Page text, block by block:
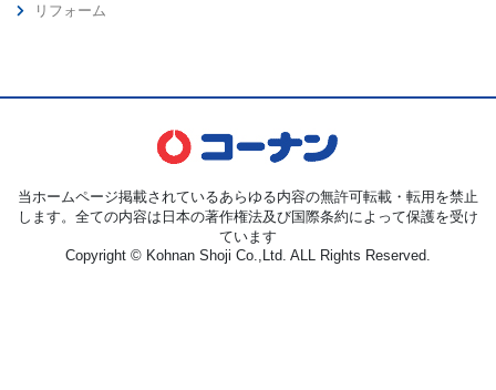
リフォーム
当ホームページ掲載されているあらゆる内容の無許可転載・転用を禁止
します。全ての内容は日本の著作権法及び国際条約によって保護を受け
ています
Copyright © Kohnan Shoji Co.,Ltd. ALL Rights Reserved.